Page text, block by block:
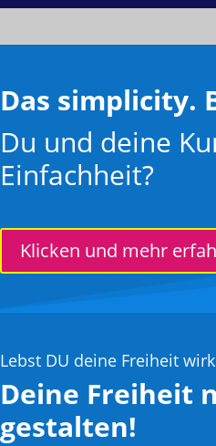
Das simplicity.
Du und deine
Einfachheit?
Klicken und mehr
Lebst DU deine Freiheit
Deine Freiheit
gestalten!